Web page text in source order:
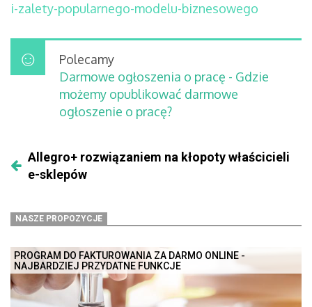
i-zalety-popularnego-modelu-biznesowego
Polecamy
Darmowe ogłoszenia o pracę - Gdzie
możemy opublikować darmowe
ogłoszenie o pracę?
Allegro+ rozwiązaniem na kłopoty właścicieli
e-sklepów
NASZE PROPOZYCJE
PROGRAM DO FAKTUROWANIA ZA DARMO ONLINE -
NAJBARDZIEJ PRZYDATNE FUNKCJE